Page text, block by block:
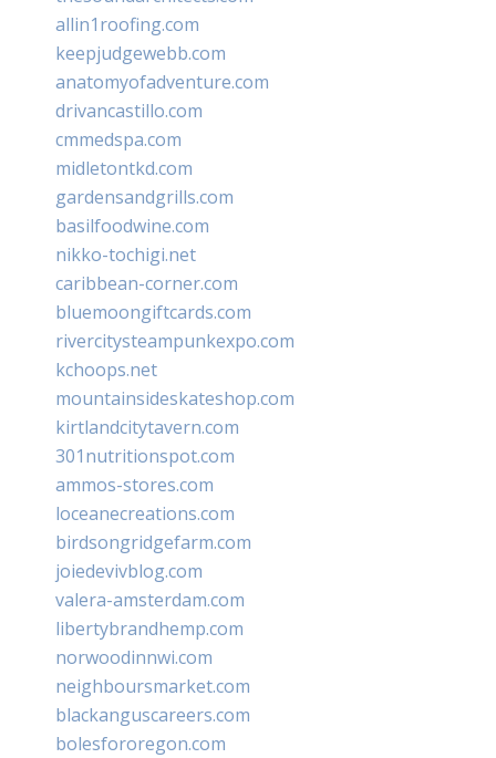
allin1roofing.com
keepjudgewebb.com
anatomyofadventure.com
drivancastillo.com
cmmedspa.com
midletontkd.com
gardensandgrills.com
basilfoodwine.com
nikko-tochigi.net
caribbean-corner.com
bluemoongiftcards.com
rivercitysteampunkexpo.com
kchoops.net
mountainsideskateshop.com
kirtlandcitytavern.com
301nutritionspot.com
ammos-stores.com
loceanecreations.com
birdsongridgefarm.com
joiedevivblog.com
valera-amsterdam.com
libertybrandhemp.com
norwoodinnwi.com
neighboursmarket.com
blackanguscareers.com
bolesfororegon.com